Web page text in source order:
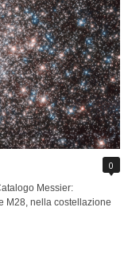
0
Messier:
M28, nella costellazione